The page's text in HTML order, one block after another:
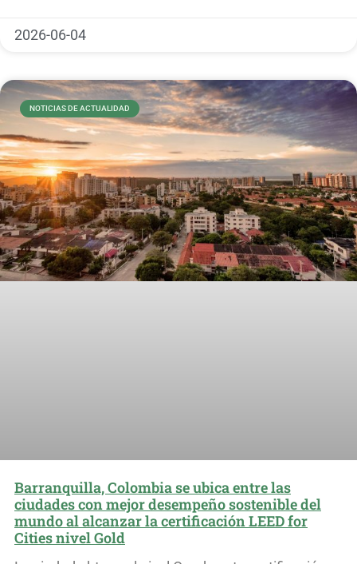
2026-06-04
NOTICIAS DE ACTUALIDAD
Barranquilla, Colombia se ubica entre las
ciudades con mejor desempeño sostenible del
mundo al alcanzar la certificación LEED for
Cities nivel Gold